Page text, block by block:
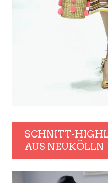
SCHNITT-
AUS NEUKÖLLN